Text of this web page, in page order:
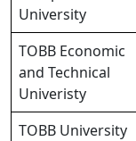
University
TOBB Economic
and Technical
Univeristy
TOBB University